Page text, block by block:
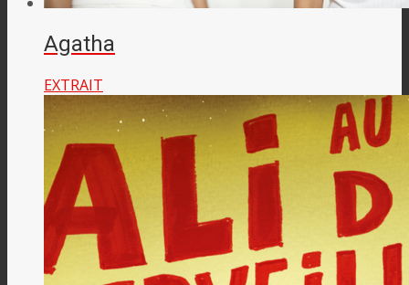
Agatha
EXTRAIT